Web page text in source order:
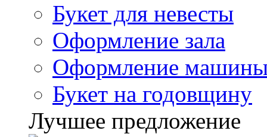
Букет для невесты
Оформление зала
Оформление
Букет на годовщину
Лучшее предложение